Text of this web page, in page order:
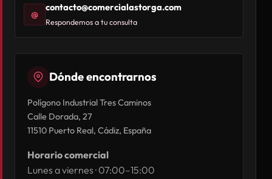
@
contacto@comercialastorga.com
Respondemos a tu consulta
Dónde encontrarnos
Polígono Industrial Tres Caminos
Calle Dorada, 27
11510 Puerto Real, Cádiz, España
Horario comercial
Lunes a viernes · 07:00–15:00